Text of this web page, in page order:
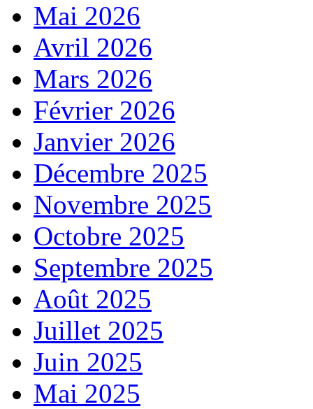
Mai 2026
Avril 2026
Mars 2026
Février 2026
Janvier 2026
Décembre 2025
Novembre 2025
Octobre 2025
Septembre 2025
Août 2025
Juillet 2025
Juin 2025
Mai 2025